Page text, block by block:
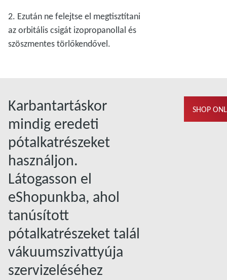
2. Ezután ne felejtse el megtisztítani
az orbitális csigát izopropanollal és
szöszmentes törlőkendővel.
Karbantartáskor
mindig eredeti
pótalkatrészeket
használjon.
Látogasson el
eShopunkba, ahol
tanúsított
pótalkatrészeket talál
vákuumszivattyúja
szervizeléséhez
SHOP